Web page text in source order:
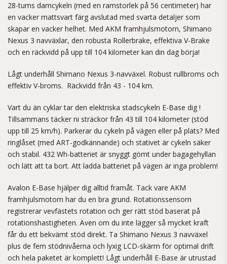
28-tums damcykeln (med en ramstorlek på 56 centimeter) har
en vacker mattsvart färg avslutad med svarta detaljer som
skapar en vacker helhet. Med AKM framhjulsmotorn, Shimano
Nexus 3 navväxlar, den robusta Rollerbrake, effektiva V-Brake
och en räckvidd på upp till 104 kilometer kan din dag börja!
Lågt underhåll Shimano Nexus 3-navväxel. Robust rullbroms och
effektiv V-broms. Räckvidd från 43 - 104 km.
Vart du än cyklar tar den elektriska stadscykeln E-Base dig !
Tillsammans täcker ni sträckor från 43 till 104 kilometer (stöd
upp till 25 km/h). Parkerar du cykeln på vägen eller på plats? Med
ringlåset (med ART-godkännande) och stativet är cykeln säker
och stabil. 432 Wh-batteriet är snyggt gömt under bagagehyllan
och lätt att ta bort. Att ladda batteriet på vägen är inga problem!
Avalon E-Base hjälper dig alltid framåt. Tack vare AKM
framhjulsmotorn har du en bra grund. Rotationssensorn
registrerar vevfästets rotation och ger rätt stöd baserat på
rotationshastigheten. Även om du inte lägger så mycket kraft
får du ett bekvämt stöd direkt. Ta Shimano Nexus 3 navväxel
plus de fem stödnivåerna och lyxig LCD-skärm för optimal drift
och hela paketet är komplett! Lågt underhåll E-Base är utrustad